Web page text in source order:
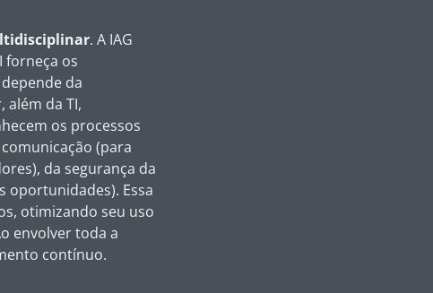
. A IAG
forneça os
da
além da TI,
os processos
(para
da segurança da
oportunidades). Essa
otimizando seu uso
envolver toda a
contínuo.